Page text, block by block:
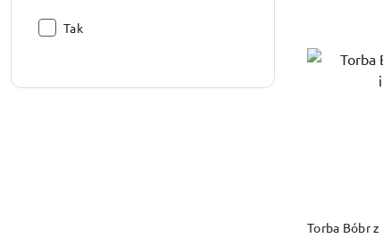
ze
Opakowanie
Tak
Torba Bóbr